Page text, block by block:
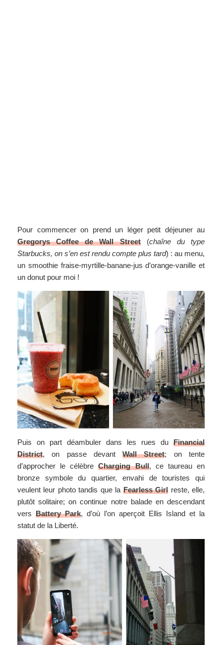
Pour commencer on prend un léger petit déjeuner au
Gregorys Coffee de Wall Street(chaîne du type
Starbucks, on s’en est rendu compte plus tard) : au menu,
un smoothie fraise-myrtille-banane-jus d’orange-vanille et
un donut pour moi !
Puis on part déambuler dans les rues du Financial
District, on passe devantWall Street; on tente
d’approcher le célèbreCharging Bull, ce taureau en
bronze symbole du quartier, envahi de touristes qui
veulent leur photo tandis que la Fearless Girl reste, elle,
plutôt solitaire; on continue notre balade en descendant
vers Battery Park, d’où l’on aperçoit Ellis Island et la
statut de la Liberté.